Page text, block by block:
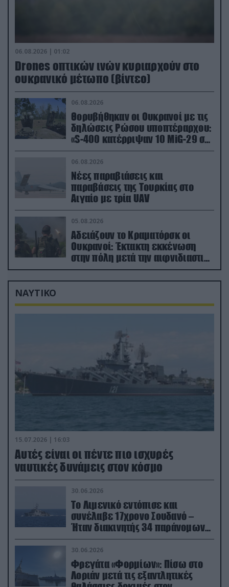
06.08.2026 | 01:02
Drones οπτικών ινών κυριαρχούν στο
ουκρανικό μέτωπο (βίντεο)
06.08.2026
Θορυβήθηκαν οι Ουκρανοί με τις
δηλώσεις Ρώσου υποπτέραρχου:
«S-400 κατέρριψαν 10 MiG-29 σε
μόλις μια μέρα!»
06.08.2026
Νέες παραβιάσεις και
παραβάσεις της Τουρκίας στο
Αιγαίο με τρία UAV
05.08.2026
Αδειάζουν το Κραματόρσκ οι
Ουκρανοί: Έκτακτη εκκένωση
στην πόλη μετά την αιφνιδιαστική
προώθηση των Ρώσων (βίντεο)
ΝΑΥΤΙΚΟ
15.07.2026 | 16:03
Aυτές είναι οι πέντε πιο ισχυρές
ναυτικές δυνάμεις στον κόσμο
30.06.2026
Το Λιμενικό εντόπισε και
συνέλαβε 17χρονο Σουδανό –
Ήταν διακινητής 34 παράνομων
μεταναστών
30.06.2026
Φρεγάτα «Φορμίων»: Πίσω στο
Λοριάν μετά τις εξαντλητικές